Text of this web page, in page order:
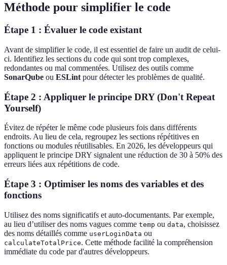
Méthode pour simplifier le code
Étape 1 : Évaluer le code existant
Avant de simplifier le code, il est essentiel de faire un audit de celui-
ci. Identifiez les sections du code qui sont trop complexes,
redondantes ou mal commentées. Utilisez des outils comme
SonarQube ou ESLint pour détecter les problèmes de qualité.
Étape 2 : Appliquer le principe DRY (Don't Repeat
Yourself)
Évitez de répéter le même code plusieurs fois dans différents
endroits. Au lieu de cela, regroupez les sections répétitives en
fonctions ou modules réutilisables. En 2026, les développeurs qui
appliquent le principe DRY signalent une réduction de 30 à 50% des
erreurs liées aux répétitions de code.
Étape 3 : Optimiser les noms des variables et des
fonctions
Utilisez des noms significatifs et auto-documentants. Par exemple,
au lieu d’utiliser des noms vagues comme temp ou data, choisissez
des noms détaillés comme userLoginData ou
calculateTotalPrice. Cette méthode facilité la compréhension
immédiate du code par d'autres développeurs.